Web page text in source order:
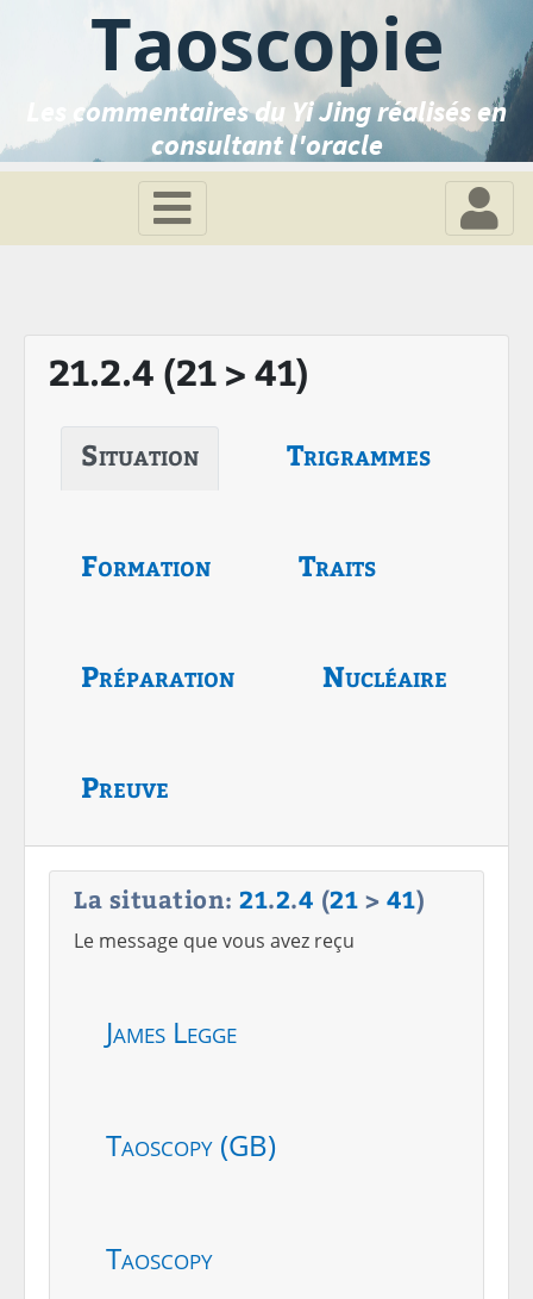
Taoscopie
Les commentaires du Yi Jing réalisés en
consultant l'oracle
21.2.4 (21 > 41)
Situation Trigrammes
Formation Traits
Préparation Nucléaire
Preuve
La situation: 21.2.4 (21 > 41)
Le message que vous avez reçu
James Legge
Taoscopy (GB)
Taoscopy